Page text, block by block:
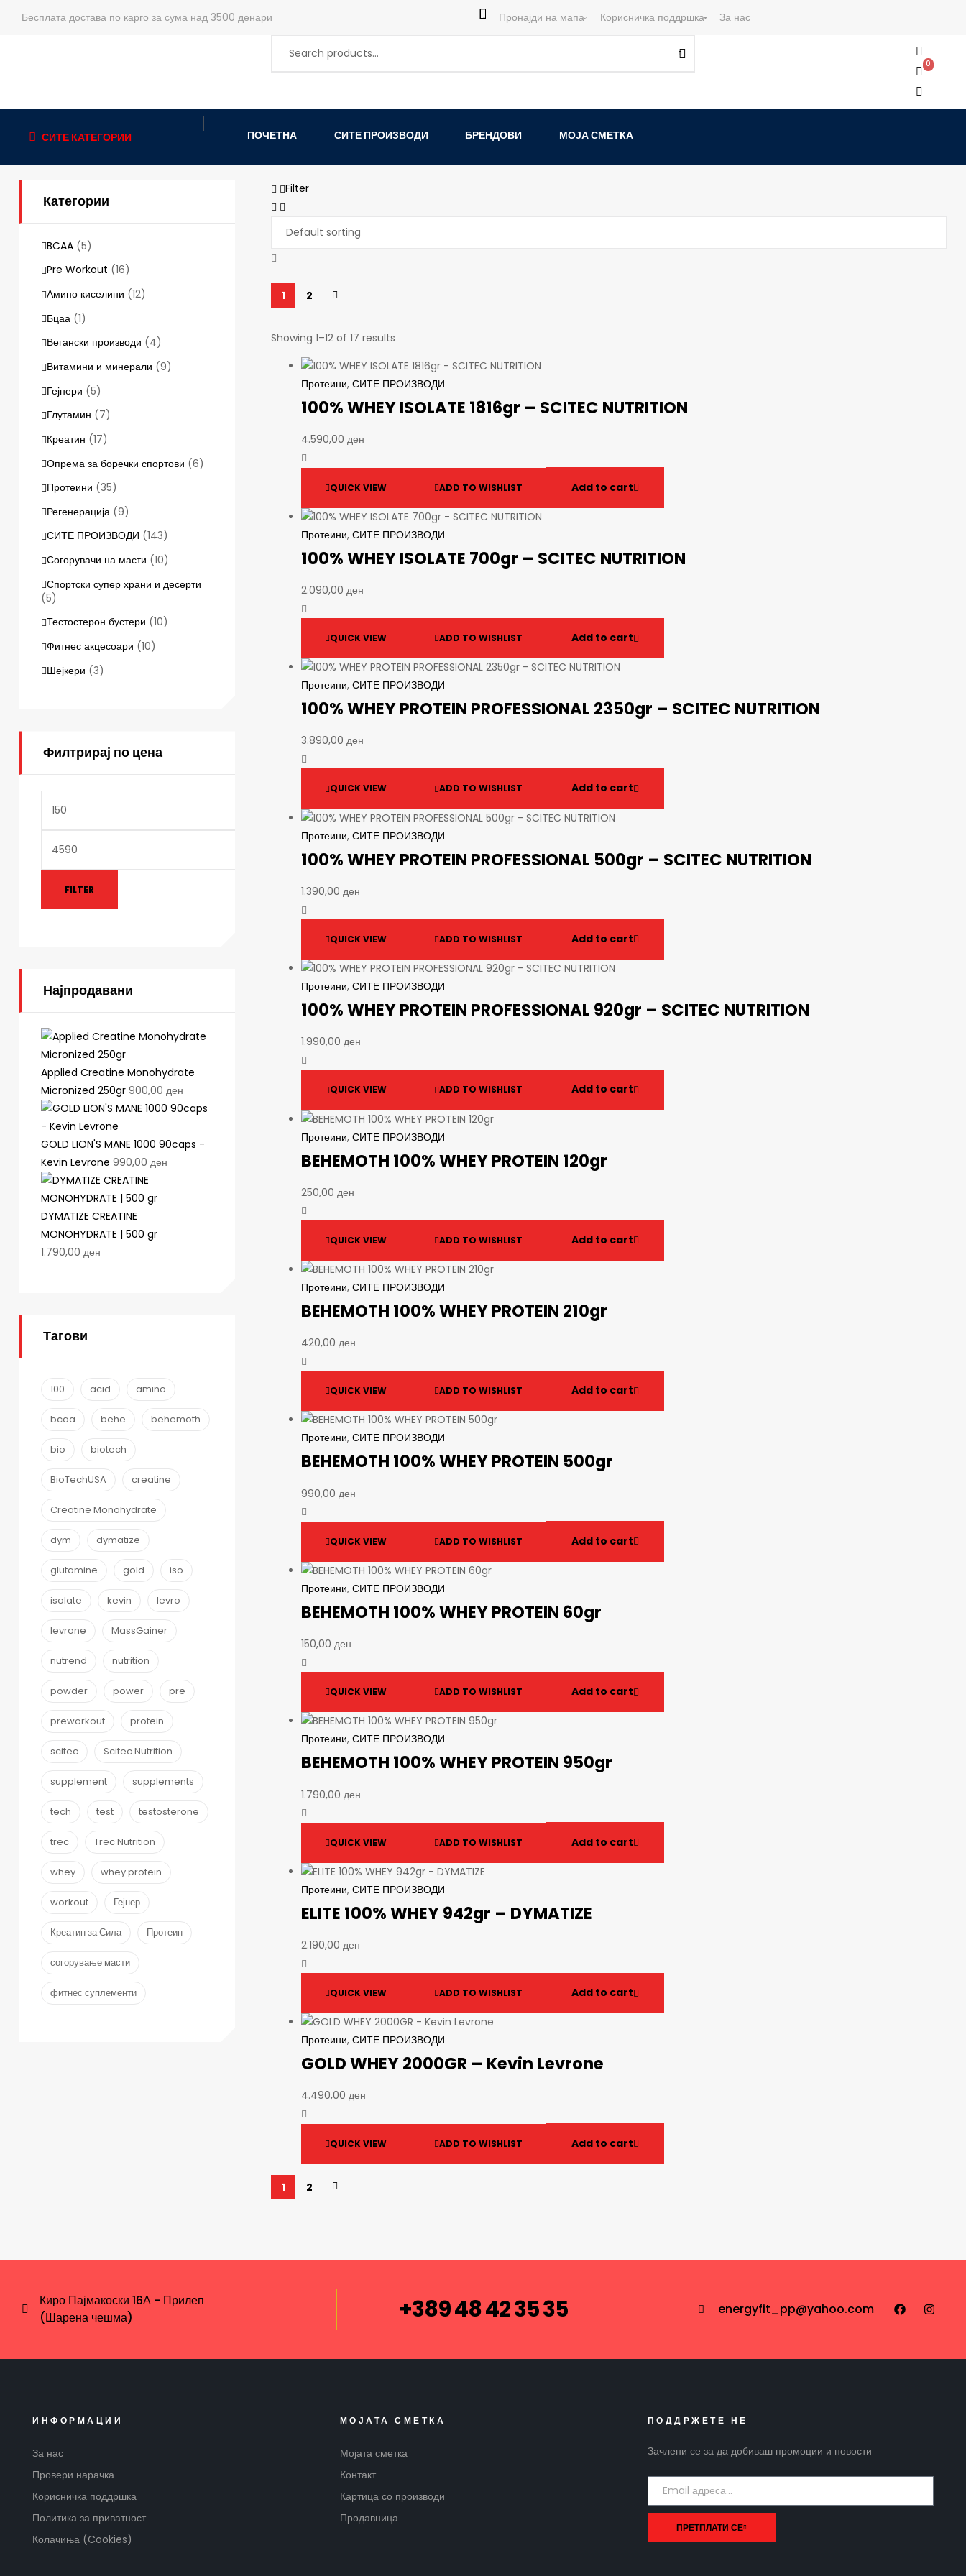
Бесплата достава по карго за сума над 3500 денари Пронајди на мапа Корисничка поддршка За нас
0
0
СИТЕ КАТЕГОРИИ ПОЧЕТНА СИТЕ ПРОИЗВОДИ БРЕНДОВИ МОЈА СМЕТКА
Filter
1 2
Showing 1–12 of 17 results
Протеини, СИТЕ ПРОИЗВОДИ
100% WHEY ISOLATE 1816gr – SCITEC NUTRITION
4.590,00 ден
QUICK VIEW ADD TO WISHLIST Add to cart
Протеини, СИТЕ ПРОИЗВОДИ
100% WHEY ISOLATE 700gr – SCITEC NUTRITION
2.090,00 ден
QUICK VIEW ADD TO WISHLIST Add to cart
Протеини, СИТЕ ПРОИЗВОДИ
100% WHEY PROTEIN PROFESSIONAL 2350gr – SCITEC NUTRITION
3.890,00 ден
QUICK VIEW ADD TO WISHLIST Add to cart
Протеини, СИТЕ ПРОИЗВОДИ
100% WHEY PROTEIN PROFESSIONAL 500gr – SCITEC NUTRITION
1.390,00 ден
QUICK VIEW ADD TO WISHLIST Add to cart
Протеини, СИТЕ ПРОИЗВОДИ
100% WHEY PROTEIN PROFESSIONAL 920gr – SCITEC NUTRITION
1.990,00 ден
QUICK VIEW ADD TO WISHLIST Add to cart
Протеини, СИТЕ ПРОИЗВОДИ
BEHEMOTH 100% WHEY PROTEIN 120gr
250,00 ден
QUICK VIEW ADD TO WISHLIST Add to cart
Протеини, СИТЕ ПРОИЗВОДИ
BEHEMOTH 100% WHEY PROTEIN 210gr
420,00 ден
QUICK VIEW ADD TO WISHLIST Add to cart
Протеини, СИТЕ ПРОИЗВОДИ
BEHEMOTH 100% WHEY PROTEIN 500gr
990,00 ден
QUICK VIEW ADD TO WISHLIST Add to cart
Протеини, СИТЕ ПРОИЗВОДИ
BEHEMOTH 100% WHEY PROTEIN 60gr
150,00 ден
QUICK VIEW ADD TO WISHLIST Add to cart
Протеини, СИТЕ ПРОИЗВОДИ
BEHEMOTH 100% WHEY PROTEIN 950gr
1.790,00 ден
QUICK VIEW ADD TO WISHLIST Add to cart
Протеини, СИТЕ ПРОИЗВОДИ
ELITE 100% WHEY 942gr – DYMATIZE
2.190,00 ден
QUICK VIEW ADD TO WISHLIST Add to cart
Протеини, СИТЕ ПРОИЗВОДИ
GOLD WHEY 2000GR – Kevin Levrone
4.490,00 ден
QUICK VIEW ADD TO WISHLIST Add to cart
1 2
Категории
BCAA (5)
Pre Workout (16)
Амино киселини (12)
Бцаа (1)
Вегански производи (4)
Витамини и минерали (9)
Гејнери (5)
Глутамин (7)
Креатин (17)
Опрема за боречки спортови (6)
Протеини (35)
Регенерација (9)
СИТЕ ПРОИЗВОДИ (143)
Согорувачи на масти (10)
Спортски супер храни и десерти
(5)
Тестостерон бустери (10)
Фитнес акцесоари (10)
Шејкери (3)
Филтрирај по цена
FILTER
Најпродавани
Applied Creatine Monohydrate
Micronized 250gr 900,00 ден
GOLD LION'S MANE 1000 90caps -
Kevin Levrone 990,00 ден
DYMATIZE CREATINE
MONOHYDRATE | 500 gr
1.790,00 ден
Тагови
100 acid amino
bcaa behe behemoth
bio biotech
BioTechUSA creatine
Creatine Monohydrate
dym dymatize
glutamine gold iso
isolate kevin levro
levrone MassGainer
nutrend nutrition
powder power pre
preworkout protein
scitec Scitec Nutrition
supplement supplements
tech test testosterone
trec Trec Nutrition
whey whey protein
workout Гејнер
Креатин за Сила Протеин
согорување масти
фитнес суплементи
Киро Пајмакоски 16А - Прилеп
(Шарена чешма)
+389 48 42 35 35 energyfit_pp@yahoo.com
ИНФОРМАЦИИ
За нас
Провери нарачка
Корисничка поддршка
Политика за приватност
Колачиња (Cookies)
МОЈАТА СМЕТКА
Мојата сметка
Контакт
Картица со производи
Продавница
ПОДДРЖЕТЕ НЕ
Зачлени се за да добиваш промоции и новости
ПРЕТПЛАТИ СЕ